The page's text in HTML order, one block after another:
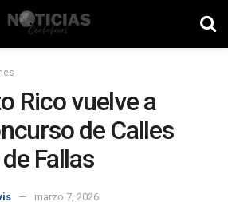
Rico vuelve a
de Calles
Fallas
marzo 7, 2026